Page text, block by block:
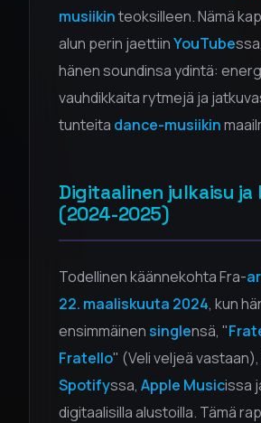
musiikinteoksilleen. Nämä
alun perin jaettiinYouTube
hänen soundinsa ydintä:
vauhdikkaita rytmejä ja
tunteita dance-musiikin
Digitaalinen julkaisu ja
(2024-2025)
Todellinen käännekohta Fra-
22. maaliskuuta 2024, kun
ensimmäinensinglensä, "
Fratello" (Veli veljeä
Spotifyssa, Apple Musicissa
digitaalisilla alustoilla. Tämä